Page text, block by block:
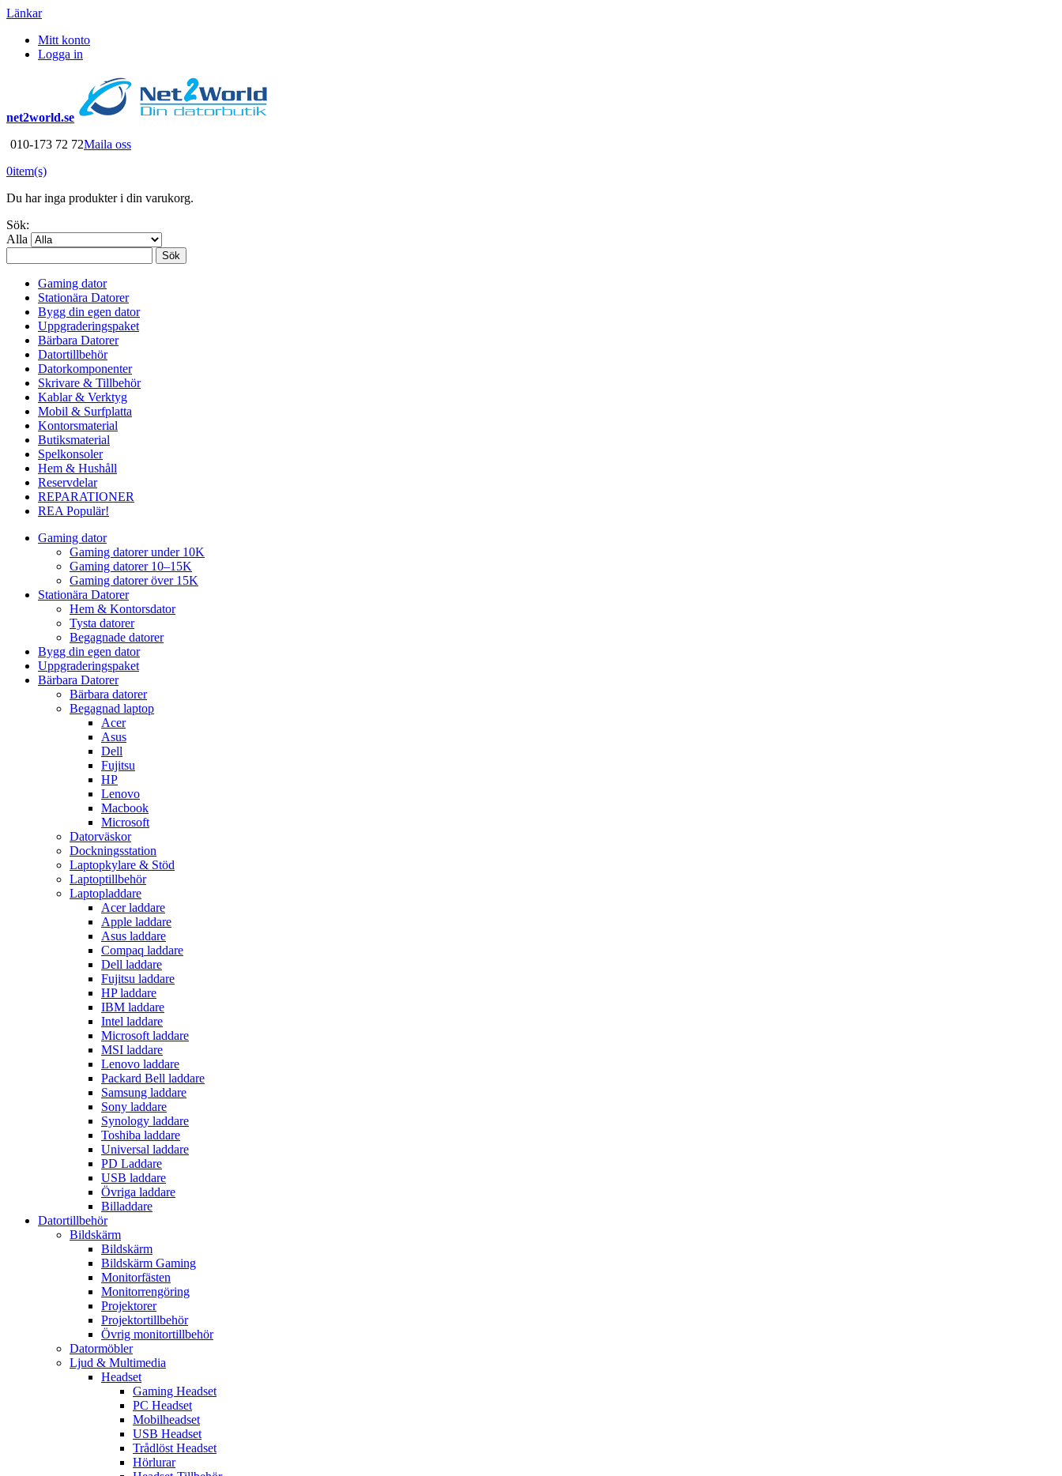
Länkar
Mitt konto
Logga in
net2world.se
010-173 72 72Maila oss
0item(s)
Du har inga produkter i din varukorg.
Sök:
Alla
Sök
Gaming dator
Stationära Datorer
Bygg din egen dator
Uppgraderingspaket
Bärbara Datorer
Datortillbehör
Datorkomponenter
Skrivare & Tillbehör
Kablar & Verktyg
Mobil & Surfplatta
Kontorsmaterial
Butiksmaterial
Spelkonsoler
Hem & Hushåll
Reservdelar
REPARATIONER
REA Populär!
Gaming dator
Gaming datorer under 10K
Gaming datorer 10–15K
Gaming datorer över 15K
Stationära Datorer
Hem & Kontorsdator
Tysta datorer
Begagnade datorer
Bygg din egen dator
Uppgraderingspaket
Bärbara Datorer
Bärbara datorer
Begagnad laptop
Acer
Asus
Dell
Fujitsu
HP
Lenovo
Macbook
Microsoft
Datorväskor
Dockningsstation
Laptopkylare & Stöd
Laptoptillbehör
Laptopladdare
Acer laddare
Apple laddare
Asus laddare
Compaq laddare
Dell laddare
Fujitsu laddare
HP laddare
IBM laddare
Intel laddare
Microsoft laddare
MSI laddare
Lenovo laddare
Packard Bell laddare
Samsung laddare
Sony laddare
Synology laddare
Toshiba laddare
Universal laddare
PD Laddare
USB laddare
Övriga laddare
Billaddare
Datortillbehör
Bildskärm
Bildskärm
Bildskärm Gaming
Monitorfästen
Monitorrengöring
Projektorer
Projektortillbehör
Övrig monitortillbehör
Datormöbler
Ljud & Multimedia
Headset
Gaming Headset
PC Headset
Mobilheadset
USB Headset
Trådlöst Headset
Hörlurar